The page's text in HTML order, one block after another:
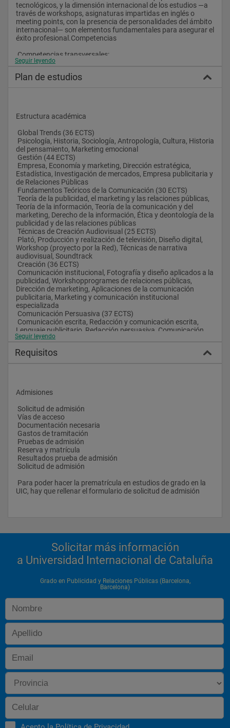
tecnológicos, y la dimensión internacional de los estudios —a
través de workshops, asignaturas impartidas en inglés o
meeting points, con la presencia de personalidades del ámbito
internacional— son elementos fundamentales para asegurar el
éxito profesional.Competencias
Competencias transversales:
publicaciones más relevantes de cada campo de estudio.
Capacidad para aportar soluciones a problemas complejos.
Capacidad para pronunciarse y posicionarse delante
realidades e ideas, gracias al manejo de datos e ideas
relevantes.
justificar opiniones y posturas ante los más variados tipos de
públicos.
Capacidad para autoorganizarse y formarse autónomamente
durante toda la trayectoria profesional.
Competencias específicas:
Capacidad relacional para establecer una interacción
competente entre anunciando y agencia.
Habilidad para ejercer las funciones que desarrolla el
departamento de medios.
comunicación.
Habilidad para dar forma creativa al mensaje, crear y
desarrollar elementos gráficos.
estratégica de la imagen corporativa.
Capacidad de identificar, valorar, gestionar y proteger los
activos intangibles de la empresa.
Capacidad para utilizar tecnologías y técnicas comunicativas.
Capacidad para relacionarse con personas y con el entorno
sin perder autonomía.
Capacidad para crear sinergias con los equipos de trabajo.
Se evalúan con una gran variedad de instrumentos que
competencias en las materias. Pruebas objetivas, trabajos y
proyectos, portafolios y dosieres, memorias, autoevaluación,
clases prácticas, prácticas externas, tutorías —individuales y
profesionales
Agencias de publicidad
Gabinetes de relaciones públicas
Gabinetes de comunicación corporativa
Gabinetes de prensa
Asesorías de comunicación
Consultora de marketing
Lobbying y asuntos públicos
Seguir leyendo
Plan de estudios
Estructura académica
Global Trends (36 ECTS)
del pensamiento, Marketing emocional
Gestión (44 ECTS)
Estadística, Investigación de mercados, Empresa publicitaria y
de Relaciones Públicas
Fundamentos Teóricos de la Comunicación (30 ECTS)
Teoría de la información, Teoría de la comunicación y del
marketing, Derecho de la información, Ética y deontología de la
publicidad y de las relaciones públicas
Técnicas de Creación Audiovisual (25 ECTS)
Workshop (proyecto por la Red), Técnicas de narrativa
audiovisual, Soundtrack
Creación (36 ECTS)
publicidad, Workshopprogrames de relaciones públicas,
Dirección de marketing, Aplicaciones de la comunicación
publicitaria, Marketing y comunicación institucional
especializada
Comunicación Persuasiva (37 ECTS)
Lenguaje publicitario, Redacción persuasiva, Comunicación
audiovisual (ràdio i televisió), Comunicación televisiva,
medios publicitarios, Dirección de personas
Seguir leyendo
Requisitos
Admisiones
Solicitud de admisión
Vías de acceso
Documentación necesaria
Gastos de tramitación
Pruebas de admisión
Reserva y matrícula
Resultados prueba de admisión
Solicitud de admisión
UIC, hay que rellenar el formulario de solicitud de admisión
Solicitar más información
a Universidad Internacional de Cataluña
Grado en Publicidad y Relaciones Públicas (Barcelona,
Barcelona)